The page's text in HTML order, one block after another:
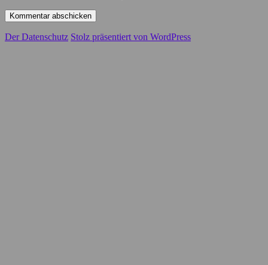
Der Datenschutz Stolz präsentiert von WordPress